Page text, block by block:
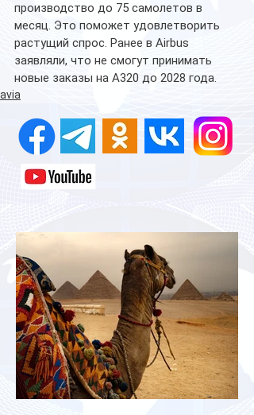
производство до 75 самолетов в
месяц. Это поможет удовлетворить
растущий спрос. Ранее в Airbus
заявляли, что не смогут принимать
новые заказы на A320 до 2028 года.
avia